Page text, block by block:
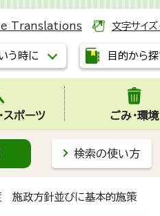
Translations 文字サイズ
う時に 目的から
スポーツ ごみ・環境
検索の使い方
施政方針並びに基本的施策